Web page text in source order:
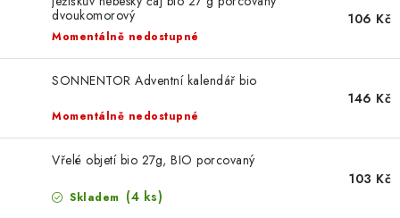
DOPRAVA A PLATBA
VELKOOBCHOD
KONTAKTY
ZNAČKY
Doprava a platba Velkoobchod
dvoukomorový
Momentálně nedostupné
106 Kč
SONNENTOR Adventní kalendář bio
Momentálně nedostupné
146 Kč
Vřelé objetí bio 27g, BIO porcovaný
Skladem (4 ks)
103 Kč